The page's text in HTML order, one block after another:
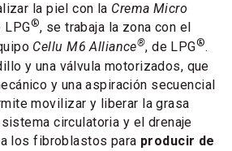
la piel con la Crema Micro
LPG®, se trabaja la zona con el
Cellu M6 Alliance®, de LPG®.
y una válvula motorizados, que
y una aspiración secuencial
movilizar y liberar la grasa
circulatoria y el drenaje
los fibroblastos para producir de